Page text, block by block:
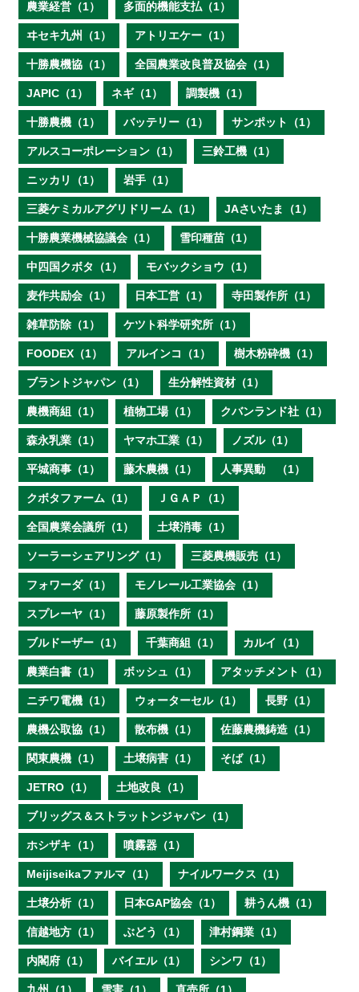
農業経営（1） 多面的機能支払（1）
ヰセキ九州（1） アトリエケー（1）
十勝農機協（1） 全国農業改良普及協会（1）
JAPIC（1） ネギ（1） 調製機（1）
十勝農機（1） バッテリー（1） サンポット（1）
アルスコーポレーション（1） 三鈴工機（1）
ニッカリ（1） 岩手（1）
三菱ケミカルアグリドリーム（1） JAさいたま（1）
十勝農業機械協議会（1） 雪印種苗（1）
中四国クボタ（1） モバックショウ（1）
麦作共励会（1） 日本工営（1） 寺田製作所（1）
雑草防除（1） ケツト科学研究所（1）
FOODEX（1） アルインコ（1） 樹木粉砕機（1）
ブラントジャパン（1） 生分解性資材（1）
農機商組（1） 植物工場（1） クバンランド社（1）
森永乳業（1） ヤマホ工業（1） ノズル（1）
平城商事（1） 藤木農機（1） 人事異動 （1）
クボタファーム（1） ＪＧＡＰ（1）
全国農業会議所（1） 土壌消毒（1）
ソーラーシェアリング（1） 三菱農機販売（1）
フォワーダ（1） モノレール工業協会（1）
スプレーヤ（1） 藤原製作所（1）
ブルドーザー（1） 千葉商組（1） カルイ（1）
農業白書（1） ボッシュ（1） アタッチメント（1）
ニチワ電機（1） ウォーターセル（1） 長野（1）
農機公取協（1） 散布機（1） 佐藤農機鋳造（1）
関東農機（1） 土壌病害（1） そば（1）
JETRO（1） 土地改良（1）
ブリッグス＆ストラットンジャパン（1）
ホシザキ（1） 噴霧器（1）
Meijiseikaファルマ（1） ナイルワークス（1）
土壌分析（1） 日本GAP協会（1） 耕うん機（1）
信越地方（1） ぶどう（1） 津村鋼業（1）
内閣府（1） バイエル（1） シンワ（1）